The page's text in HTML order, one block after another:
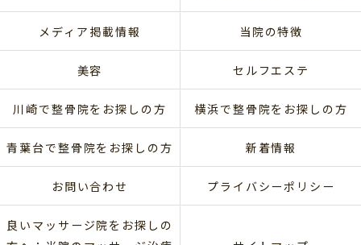
メディア掲載情報 当院の特徴
美容 セルフエステ
川崎で整骨院をお探しの方 横浜で整骨院をお探しの方
青葉台で整骨院をお探しの方 新着情報
お問い合わせ プライバシーポリシー
良いマッサージ院をお探しの